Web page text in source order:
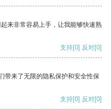
来非常容易上手，让我能够快速熟
支持[0] 反对[0]
带来了无限的隐私保护和安全性保
支持[0] 反对[0]